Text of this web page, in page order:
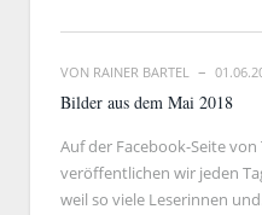
VON RAINER BARTEL
Bilder aus dem Mai 2018
Auf der Facebook-Seite
veröffentlichen wir jeden
weil so viele Leserinnen